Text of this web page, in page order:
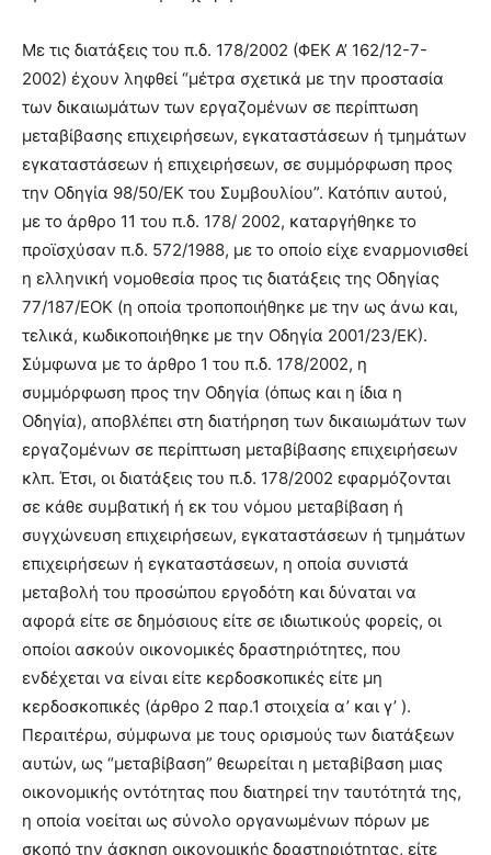
Με τις διατάξεις του π.δ. 178/2002 (ΦΕΚ Α’ 162/12-7-
2002) έχουν ληφθεί “μέτρα σχετικά με την προστασία
των δικαιωμάτων των εργαζομένων σε περίπτωση
μεταβίβασης επιχειρήσεων, εγκαταστάσεων ή τμημάτων
εγκαταστάσεων ή επιχειρήσεων, σε συμμόρφωση προς
την Οδηγία 98/50/ΕΚ του Συμβουλίου”. Κατόπιν αυτού,
με το άρθρο 11 του π.δ. 178/ 2002, καταργήθηκε το
προϊσχύσαν π.δ. 572/1988, με το οποίο είχε εναρμονισθεί
η ελληνική νομοθεσία προς τις διατάξεις της Οδηγίας
77/187/ΕΟΚ (η οποία τροποποιήθηκε με την ως άνω και,
τελικά, κωδικοποιήθηκε με την Οδηγία 2001/23/ΕΚ).
Σύμφωνα με το άρθρο 1 του π.δ. 178/2002, η
συμμόρφωση προς την Οδηγία (όπως και η ίδια η
Οδηγία), αποβλέπει στη διατήρηση των δικαιωμάτων των
εργαζομένων σε περίπτωση μεταβίβασης επιχειρήσεων
κλπ. Έτσι, οι διατάξεις του π.δ. 178/2002 εφαρμόζονται
σε κάθε συμβατική ή εκ του νόμου μεταβίβαση ή
συγχώνευση επιχειρήσεων, εγκαταστάσεων ή τμημάτων
επιχειρήσεων ή εγκαταστάσεων, η οποία συνιστά
μεταβολή του προσώπου εργοδότη και δύναται να
αφορά είτε σε δημόσιους είτε σε ιδιωτικούς φορείς, οι
οποίοι ασκούν οικονομικές δραστηριότητες, που
ενδέχεται να είναι είτε κερδοσκοπικές είτε μη
κερδοσκοπικές (άρθρο 2 παρ.1 στοιχεία α’ και γ’ ).
Περαιτέρω, σύμφωνα με τους ορισμούς των διατάξεων
αυτών, ως “μεταβίβαση” θεωρείται η μεταβίβαση μιας
οικονομικής οντότητας που διατηρεί την ταυτότητά της,
η οποία νοείται ως σύνολο οργανωμένων πόρων με
σκοπό την άσκηση οικονομικής δραστηριότητας, είτε